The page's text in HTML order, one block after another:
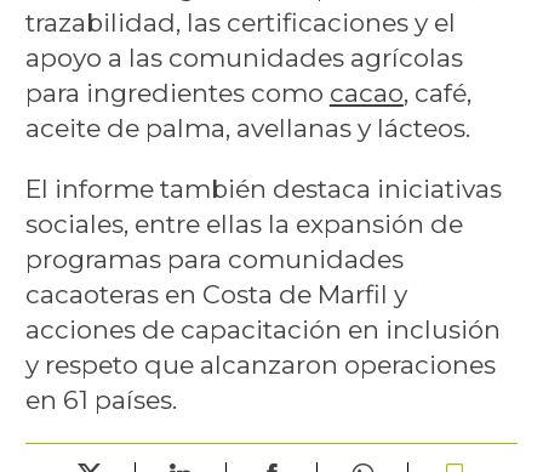
trazabilidad, las certificaciones y el
apoyo a las comunidades agrícolas
para ingredientes como cacao, café,
aceite de palma, avellanas y lácteos.
El informe también destaca iniciativas
sociales, entre ellas la expansión de
programas para comunidades
cacaoteras en Costa de Marfil y
acciones de capacitación en inclusión
y respeto que alcanzaron operaciones
en 61 países.